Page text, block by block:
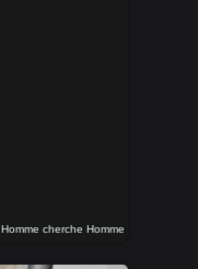
Homme cherche Homme